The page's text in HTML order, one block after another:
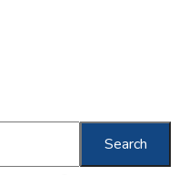
Search